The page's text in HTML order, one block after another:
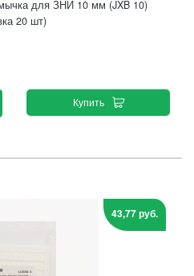
для ЗНИ 10 мм (JXB 10)
20 шт)
Купить
43,77 руб.